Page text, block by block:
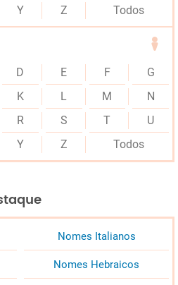
Y Z Todos
D E F
G
K L M
N
R S T
U
Y Z Todos
Nomes Italianos
Nomes Hebraicos